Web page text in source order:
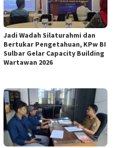
Jadi Wadah Silaturahmi dan
Bertukar Pengetahuan, KPw BI
Sulbar Gelar Capacity Building
Wartawan 2026